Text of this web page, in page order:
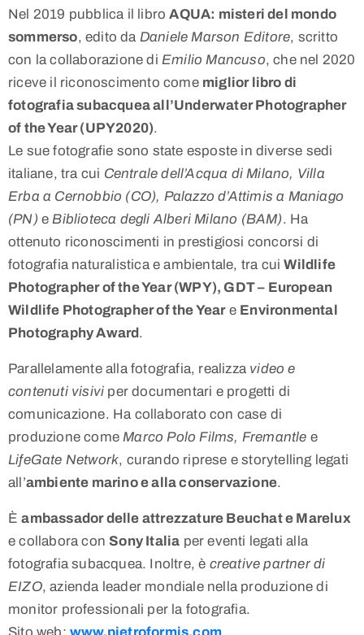
Nel 2019 pubblica il libroAQUA: misteri del mondo
sommerso, edito da Daniele Marson Editore, scritto
con la collaborazione di Emilio Mancuso, che nel 2020
riceve il riconoscimento come miglior libro di
fotografia subacquea all’Underwater Photographer
of the Year (UPY2020).
Le sue fotografie sono state esposte in diverse sedi
italiane, tra cui Centrale dell’Acqua di Milano, Villa
Erba a Cernobbio (CO), Palazzo d’Attimis a Maniago
(PN) eBiblioteca degli Alberi Milano (BAM). Ha
ottenuto riconoscimenti in prestigiosi concorsi di
fotografia naturalistica e ambientale, tra cuiWildlife
Photographer of the Year (WPY), GDT – European
Wildlife Photographer of the Yeare Environmental
Photography Award.
Parallelamente alla fotografia, realizza video e
contenuti visivi per documentari e progetti di
comunicazione. Ha collaborato con case di
produzione comeMarco Polo Films, Fremantle e
LifeGate Network, curando riprese e storytelling legati
all’ambiente marino e alla conservazione.
Èambassador delle attrezzature Beuchat e Marelux
e collabora conSony Italia per eventi legati alla
fotografia subacquea. Inoltre, è creative partner di
EIZO, azienda leader mondiale nella produzione di
monitor professionali per la fotografia.